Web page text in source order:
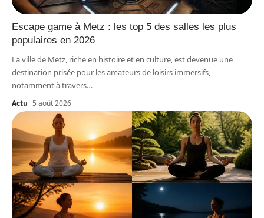
Escape game à Metz : les top 5 des salles les plus
populaires en 2026
La ville de Metz, riche en histoire et en culture, est devenue une
destination prisée pour les amateurs de loisirs immersifs,
notamment à travers…
Actu 5 août 2026